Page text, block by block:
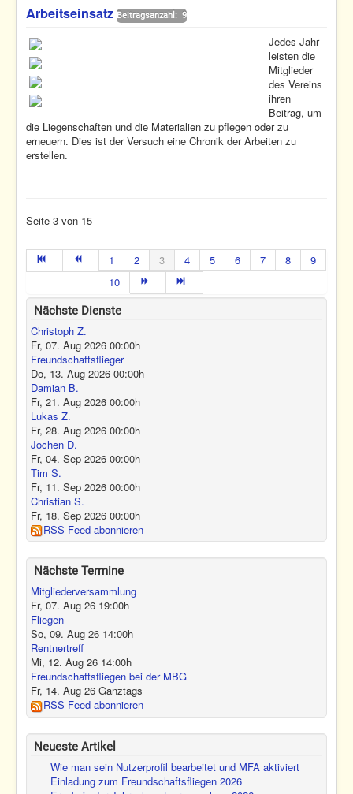
Arbeitseinsatz Beitragsanzahl: 9
Jedes Jahr
leisten die
Mitglieder
des Vereins
ihren
Beitrag, um
die Liegenschaften und die Materialien zu pflegen oder zu
erneuern. Dies ist der Versuch eine Chronik der Arbeiten zu
erstellen.
Seite 3 von 15
1 2 3 4 5 6 7 8
9
10
Nächste Dienste
Christoph Z.
Fr, 07. Aug 2026 00:00h
Freundschaftsflieger
Do, 13. Aug 2026 00:00h
Damian B.
Fr, 21. Aug 2026 00:00h
Lukas Z.
Fr, 28. Aug 2026 00:00h
Jochen D.
Fr, 04. Sep 2026 00:00h
Tim S.
Fr, 11. Sep 2026 00:00h
Christian S.
Fr, 18. Sep 2026 00:00h
RSS-Feed abonnieren
Nächste Termine
Mitgliederversammlung
Fr, 07. Aug 26 19:00h
Fliegen
So, 09. Aug 26 14:00h
Rentnertreff
Mi, 12. Aug 26 14:00h
Freundschaftsfliegen bei der MBG
Fr, 14. Aug 26 Ganztags
RSS-Feed abonnieren
Neueste Artikel
Wie man sein Nutzerprofil bearbeitet und MFA aktiviert
Einladung zum Freundschaftsfliegen 2026